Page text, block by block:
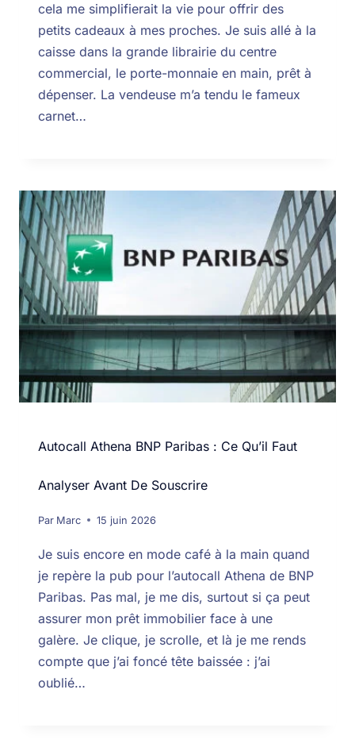
cela me simplifierait la vie pour offrir des
petits cadeaux à mes proches. Je suis allé à la
caisse dans la grande librairie du centre
commercial, le porte-monnaie en main, prêt à
dépenser. La vendeuse m’a tendu le fameux
carnet…
Autocall Athena BNP Paribas : Ce Qu’il Faut
Analyser Avant De Souscrire
Par Marc 15 juin 2026
Je suis encore en mode café à la main quand
je repère la pub pour l’autocall Athena de BNP
Paribas. Pas mal, je me dis, surtout si ça peut
assurer mon prêt immobilier face à une
galère. Je clique, je scrolle, et là je me rends
compte que j’ai foncé tête baissée : j’ai
oublié…